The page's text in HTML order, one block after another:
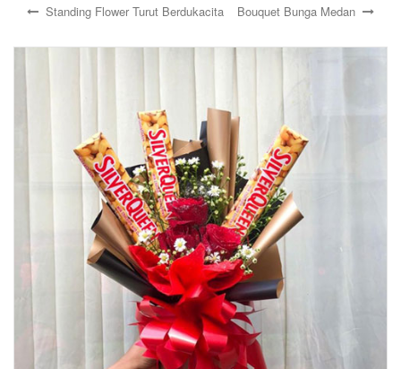
Standing Flower Turut Berdukacita Bouquet Bunga Medan